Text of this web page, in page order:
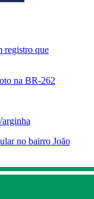
registro que
na BR-262
no bairro João